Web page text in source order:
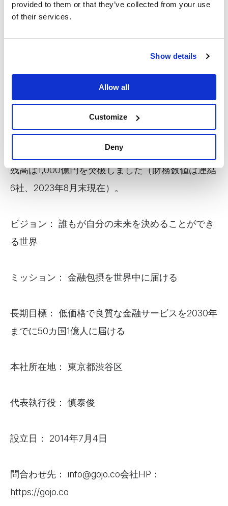
provided to them or that they’ve collected from your use
of their services.
Show details
Allow all
Customize
Deny
おいて中小零細事業向け小口金融サービス(マイク
ションとして、2014年7月に設立されました。低
1億人以上に届けることを目指しています。2023年
8月末時点でインド・カンボジア・スリランカ・ミ
ャンマー・タジキスタンに8,500名を超えるグルー
プ従業員を擁し、融資顧客数は183万人、連結融資
残高は1,000億円を突破しました（財務数値は連結
6社、2023年8月末現在）。
ビジョン： 誰もが自分の未来を決めることができ
る世界
ミッション： 金融包摂を世界中に届ける
長期目標： 低価格で良質な金融サービスを2030年
までに50カ国1億人に届ける
本社所在地： 東京都渋谷区
代表執行役： 慎泰俊
設立日： 2014年7月4日
問合わせ先： info@gojo.co会社HP：
https://gojo.co